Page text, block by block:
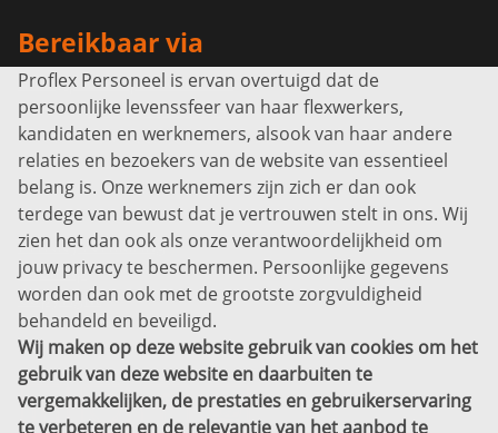
Bereikbaar via
Info@proflexpersoneel.nl
Bel ons:+31 (0)85 0450040
Prins Willem-Alexanderlaan 301
7311 SW Apeldoorn
Disclaimer
Privacyverklaring
Sitemap
Copyright
Bekijk ook eens
Proflex Personeel is ervan overtuigd dat de
persoonlijke levenssfeer van haar flexwerkers,
kandidaten en werknemers, alsook van haar andere
relaties en bezoekers van de website van essentieel
belang is. Onze werknemers zijn zich er dan ook
terdege van bewust dat je vertrouwen stelt in ons. Wij
zien het dan ook als onze verantwoordelijkheid om
jouw privacy te beschermen. Persoonlijke gegevens
worden dan ook met de grootste zorgvuldigheid
behandeld en beveiligd.
Wij maken op deze website gebruik van cookies om het
gebruik van deze website en daarbuiten te
vergemakkelijken, de prestaties en gebruikerservaring
te verbeteren en de relevantie van het aanbod te